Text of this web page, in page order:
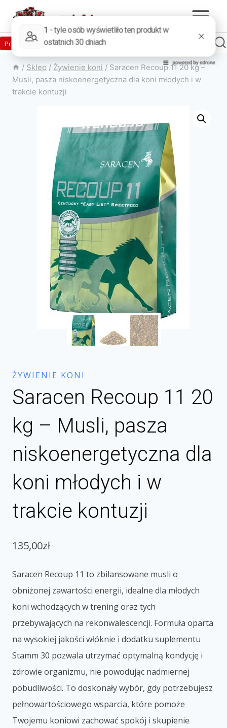
Produkty w sklepie
/ Sklep / Żywienie koni / Saracen Recoup 11 20 kg –
Musli, pasza niskoenergetyczna dla koni młodych i w
trakcie kontuzji
ŻYWIENIE KONI
Saracen Recoup 11 20
kg – Musli, pasza
niskoenergetyczna dla
koni młodych i w
trakcie kontuzji
135,00zł
Saracen Recoup 11 to zbilansowane musli o
obniżonej zawartości energii, idealne dla młodych
koni wchodzących w trening oraz tych
przebywających na rekonwalescencji. Formuła oparta
na wysokiej jakości włóknie i dodatku suplementu
Stamm 30 pozwala utrzymać optymalną kondycję i
zdrowie organizmu, nie powodując nadmiernej
pobudliwości. To doskonały wybór, gdy potrzebujesz
pełnowartościowego wsparcia, które pomoże
Twojemu koniowi zachować spokój i skupienie